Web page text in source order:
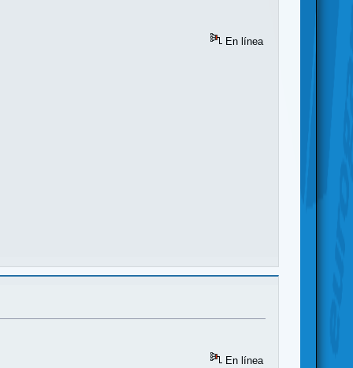
En línea
En línea